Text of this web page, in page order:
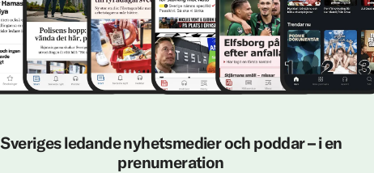
Sveriges ledande nyhetsmedier och poddar – i en
prenumeration